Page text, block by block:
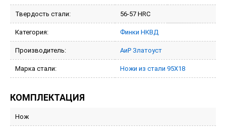
Твердость стали: 56-57 HRC
Категория: Финки НКВД
Производитель: АиР Златоуст
Марка стали: Ножи из стали 95Х18
КОМПЛЕКТАЦИЯ
Нож